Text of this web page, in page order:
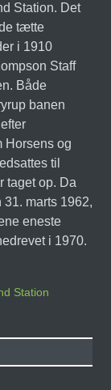
Station. Det
tætte
i 1910
Staff
Både
banen
Horsens og
til
taget op. Da
marts 1962,
eneste
i 1970.
Station